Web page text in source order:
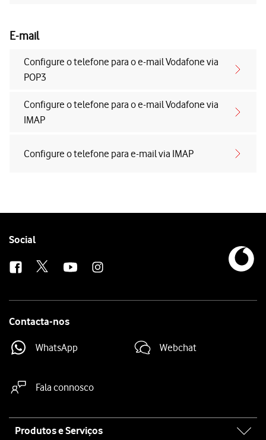
E-mail
Configure o telefone para o e-mail Vodafone via
POP3
Configure o telefone para o e-mail Vodafone via
IMAP
Configure o telefone para e-mail via IMAP
Follow
Social
Contacta-nos
WhatsApp Webchat
Fala connosco
map
Produtos e Serviços